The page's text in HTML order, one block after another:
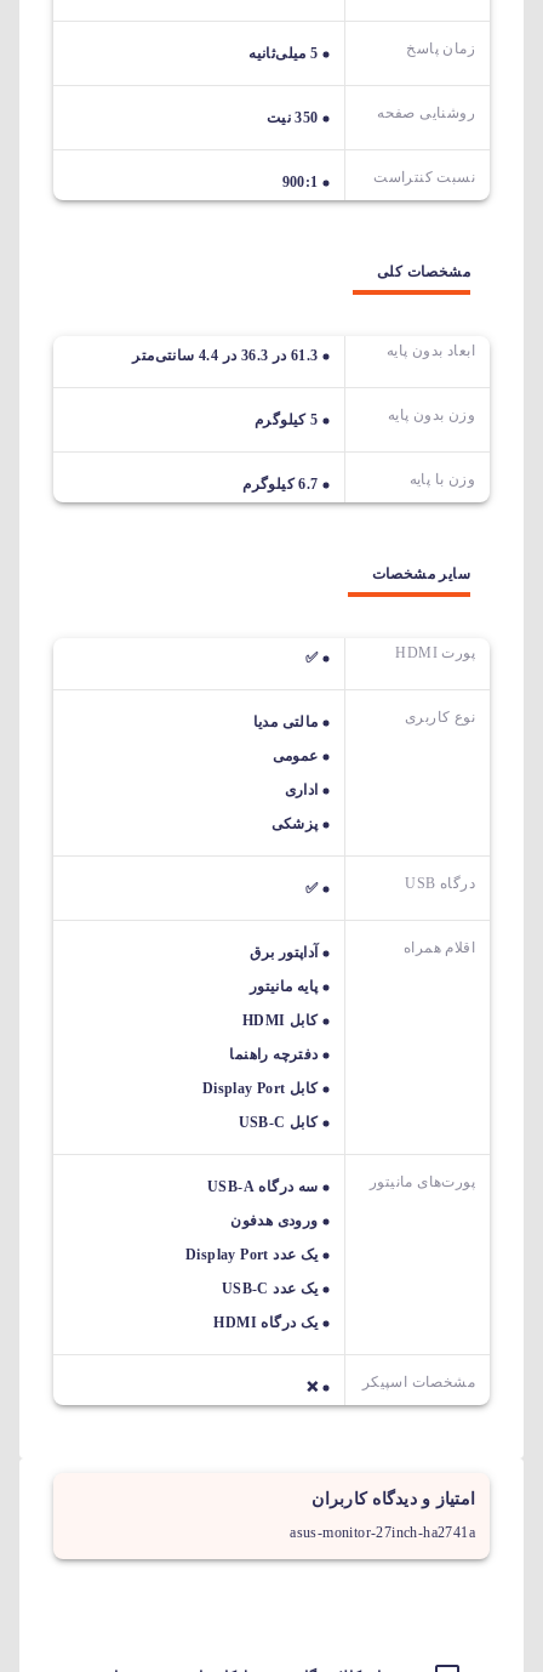
زمان پاسخ 5 میلی‌ثانیه
روشنایی صفحه 350 نیت
نسبت کنتراست 900:1
مشخصات کلی
ابعاد بدون پایه 61.3 در 36.3 در 4.4 سانتی‌متر
وزن بدون پایه 5 کیلوگرم
وزن با پایه 6.7 کیلوگرم
سایر مشخصات
پورت HDMI ✅
نوع کاربری
مالتی مدیا
عمومی
اداری
پزشکی
درگاه USB ✅
اقلام همراه
آداپتور برق
پایه مانیتور
کابل HDMI
دفترچه راهنما
کابل Display Port
کابل USB-C
پورت‌های مانیتور
سه درگاه USB-A
ورودی هدفون
یک عدد Display Port
یک عدد USB-C
یک درگاه HDMI
مشخصات اسپیکر ❌
امتیاز و دیدگاه کاربران
asus-monitor-27inch-ha2741a